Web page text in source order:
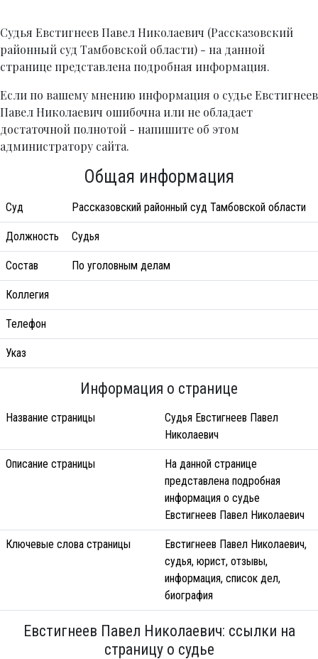
Судья Евстигнеев Павел Николаевич (Рассказовский
районный суд Тамбовской области) - на данной
странице представлена подробная информация.
Если по вашему мнению информация о судье Евстигнеев
Павел Николаевич ошибочна или не обладает
достаточной полнотой - напишите об этом
администратору сайта.
Общая информация
Суд Рассказовский районный суд Тамбовской области
Должность Судья
Состав По уголовным делам
Коллегия
Телефон
Указ
Информация о странице
Название страницы
Судья Евстигнеев Павел
Николаевич
Описание страницы
На данной странице
представлена подробная
информация о судье
Евстигнеев Павел Николаевич
Ключевые слова страницы
Евстигнеев Павел Николаевич,
судья, юрист, отзывы,
информация, список дел,
биография
Евстигнеев Павел Николаевич: ссылки на
страницу о судье